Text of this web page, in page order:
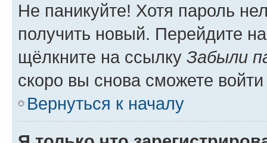
Не паникуйте! Хотя пароль
получить новый. Перейдите
щёлкните на ссылку Забыли
скоро вы снова сможете
Вернуться к началу